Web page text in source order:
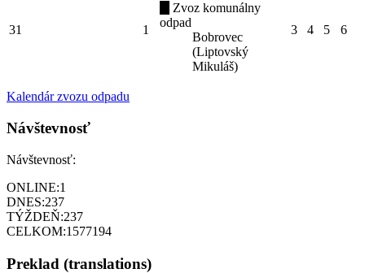
31 1
Zvoz komunálny
odpad
Bobrovec
(Liptovský
Mikuláš)
3 4 5 6
Kalendár zvozu odpadu
Návštevnosť
Návštevnosť:
ONLINE:1
DNES:237
TÝŽDEŇ:237
CELKOM:1577194
Preklad (translations)